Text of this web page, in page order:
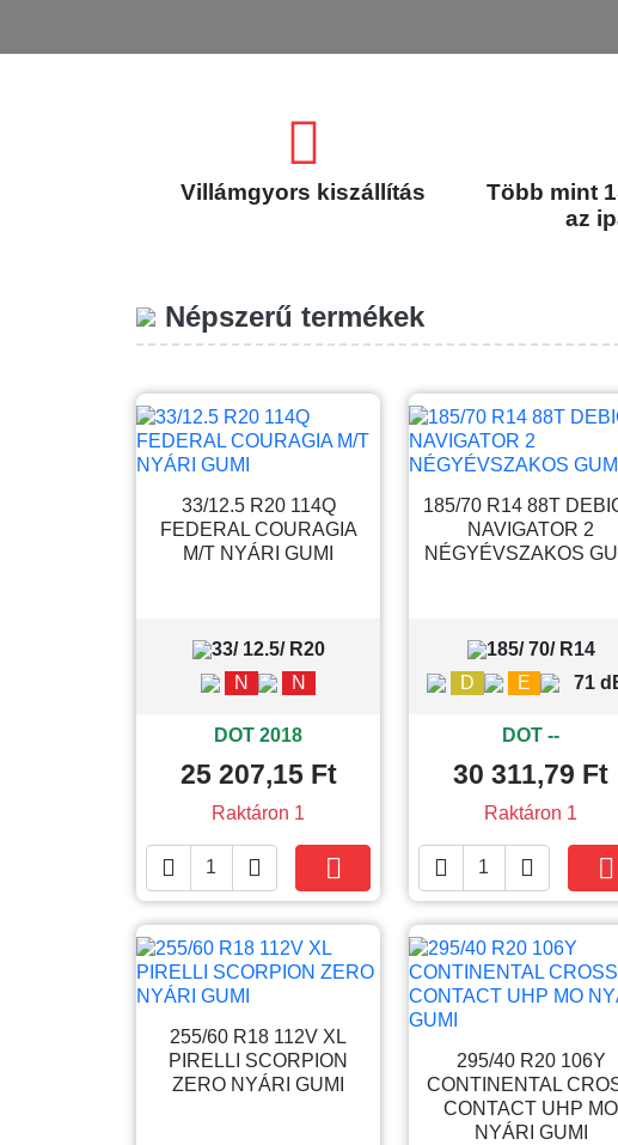
Villámgyors kiszállítás
Több mint
az
Népszerű termékek
33/12.5 R20 114Q
FEDERAL COURAGIA
M/T NYÁRI GUMI
33/ 12.5/ R20
N
N
DOT 2018
25 207,15 Ft
Raktáron 1
  
185/70 R14 88T
NAVIGATOR 2
NÉGYÉVSZAKOS
185/ 70/ R14
D
E 71
DOT --
30 311,79 Ft
Raktáron 1
  
255/60 R18 112V XL
PIRELLI SCORPION
ZERO NYÁRI GUMI
295/40 R20 106Y
CONTINENTAL
CONTACT UHP MO
NYÁRI GUMI